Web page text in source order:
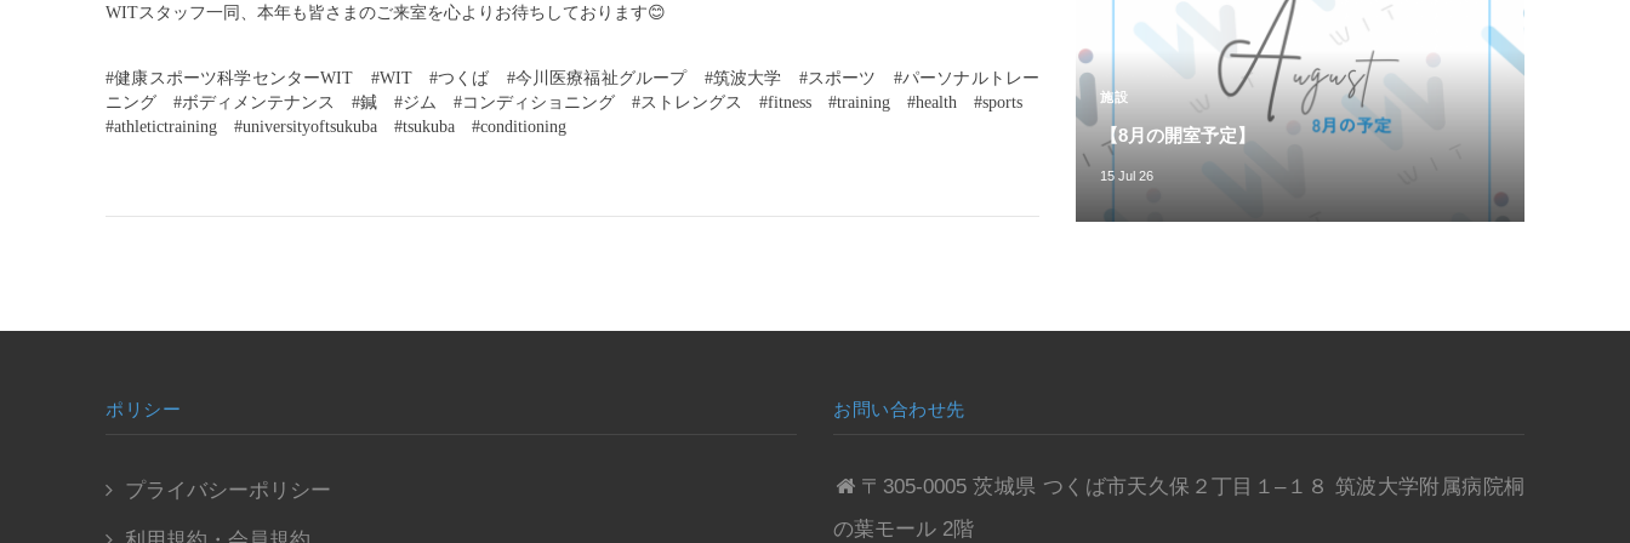
WITスタッフ一同、本年も皆さまのご来室を心よりお待ちしております😊
#健康スポーツ科学センターWIT　#WIT　#つくば　#今川医療福祉グループ　#筑波大学　#スポーツ　#パーソナルトレー
ニング　#ボディメンテナンス　#鍼　#ジム　#コンディショニング　#ストレングス　#fitness　#training　#health　#sports
#athletictraining　#universityoftsukuba　#tsukuba　#conditioning
施設
【8月の開室予定】
15 Jul 26
ポリシー
プライバシーポリシー
お問い合わせ先
〒305-0005 茨城県 つくば市天久保２丁目１–１８ 筑波大学附属病院桐
の葉モール 2階